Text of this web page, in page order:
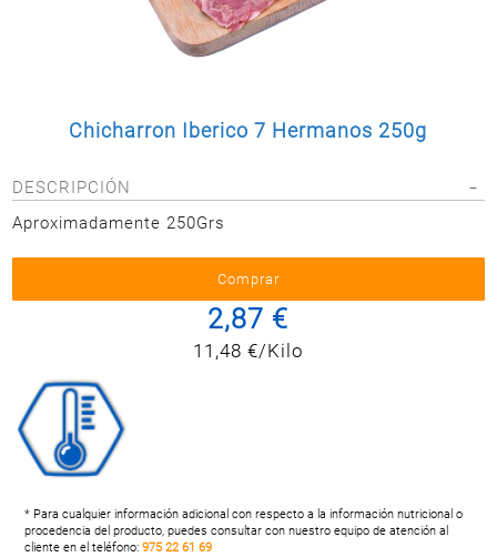
Postal
BAZAR
ELECTRO
Chicharron Iberico 7 Hermanos 250g
DESCRIPCIÓN
Aproximadamente 250Grs
2,87 €
11,48 €/Kilo
* Para cualquier información adicional con respecto a la información nutricional o
procedencia del producto, puedes consultar con nuestro equipo de atención al
cliente en el teléfono:975 22 61 69